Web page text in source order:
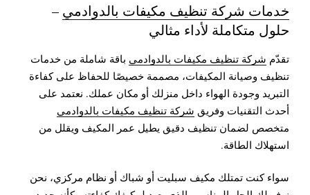
خدمات شركة تنظيف مكيفات بالدوادمي –
حلول متكاملة لأداء مثالي
تقدّم شركة تنظيف مكيفات بالدوادمي باقة شاملة من خدمات
تنظيف وصيانة المكيفات، مصممة خصيصًا للحفاظ على كفاءة
التبريد وجودة الهواء داخل منزلك أو مكان عملك. نعتمد على
أحدث التقنيات وفريق شركة تنظيف مكيفات بالدوادمي
متخصص لضمان تنظيف دقيق يطيل عمر المكيف ويقلل من
استهلاك الطاقة.
سواء كنت تمتلك مكيف سبليت أو شباك أو نظام مركزي، نحن